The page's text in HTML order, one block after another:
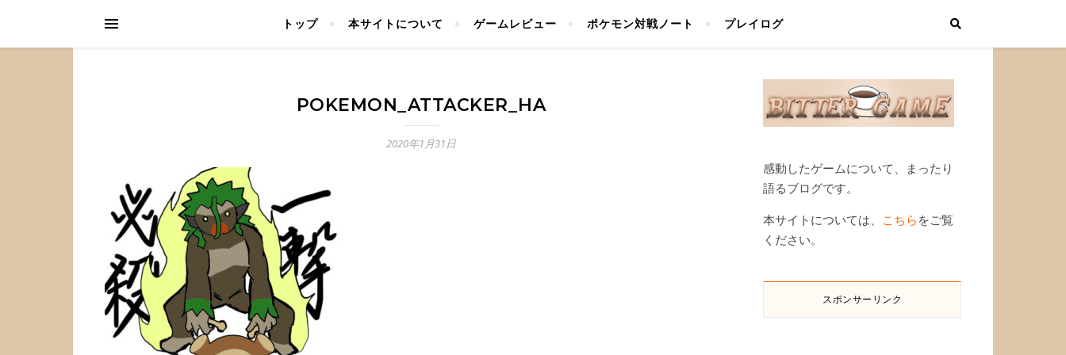
トップ 本サイトについて ゲームレビュー ポケモン対戦ノート プレイログ
POKEMON_ATTACKER_HA
2020年1月31日
感動したゲームについて、まったり
語るブログです。
本サイトについては、 こちら をご覧
ください。
スポンサーリンク